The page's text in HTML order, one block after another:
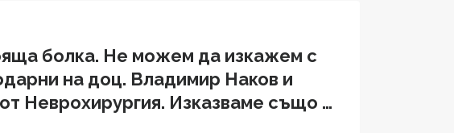
болка. Не можем да изкажем с
на доц. Владимир Наков и
Неврохирургия. Изказваме също и